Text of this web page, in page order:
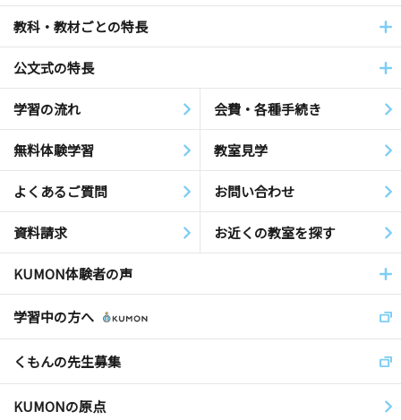
教科・教材ごとの特長
公文式の特長
学習の流れ 会費・各種手続き
無料体験学習 教室見学
よくあるご質問 お問い合わせ
資料請求 お近くの教室を探す
KUMON体験者の声
学習中の方へ
くもんの先生募集
KUMONの原点